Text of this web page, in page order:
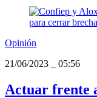
Opinión
21/06/2023
05:56
Actuar frente